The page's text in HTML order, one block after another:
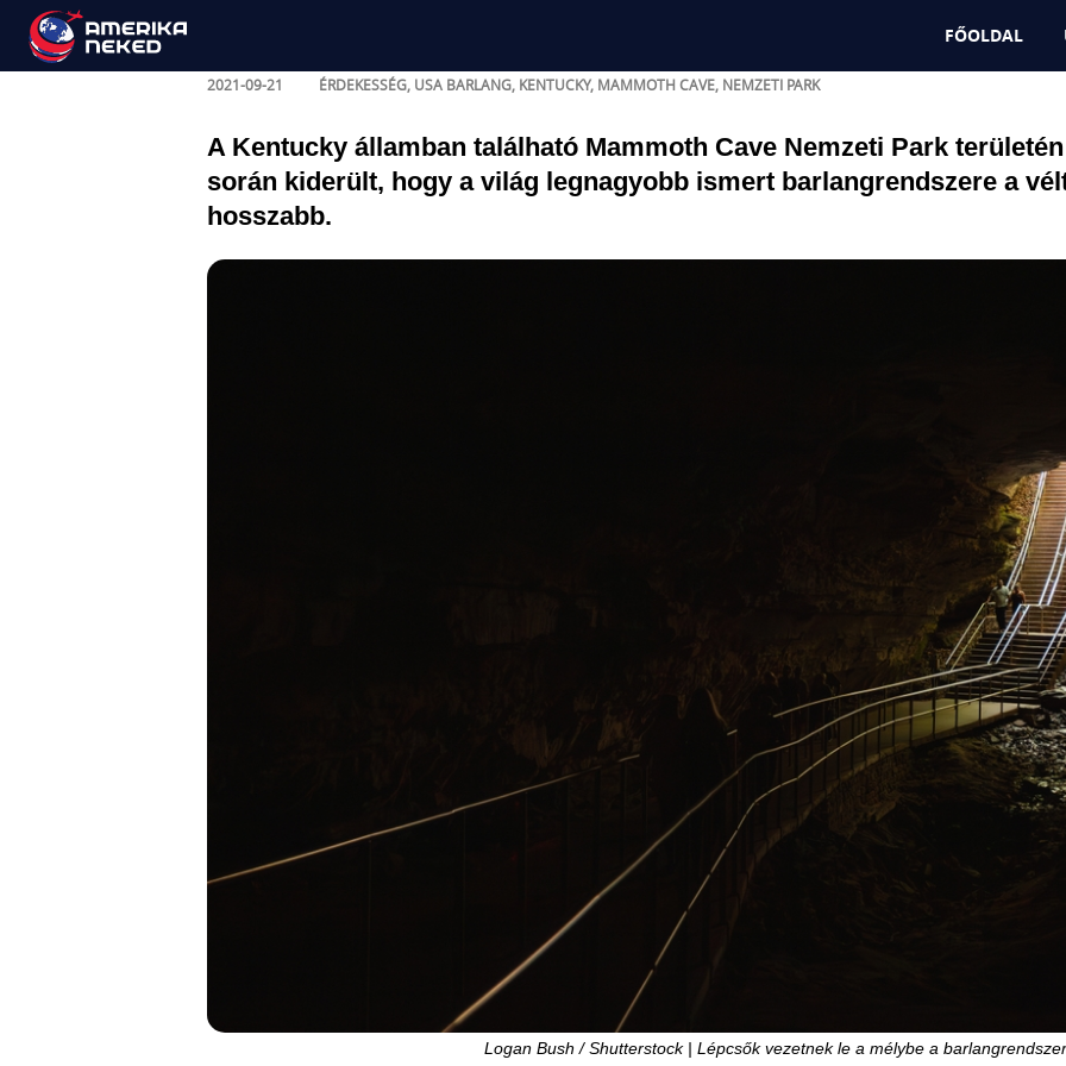
FŐOLDAL
Mammoth Cave: a világ legnagyobb barlangja
ÉRDEKESSÉG, USA BARLANG, KENTUCKY, MAMMOTH CAVE, NEMZETI PARK
2021-09-21
A Kentucky államban található Mammoth Cave Nemzeti Park
során kiderült, hogy a világ legnagyobb ismert barlangrendszere a
hosszabb.
Logan Bush / Shutterstock | Lépcsők vezetnek le a mélybe a